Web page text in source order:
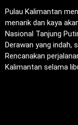
Pulau Kalimantan
menarik dan kaya
Nasional Tanjung
Derawan yang indah,
Rencanakan
Kalimantan selama